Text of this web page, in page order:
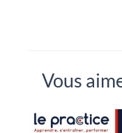
Vous